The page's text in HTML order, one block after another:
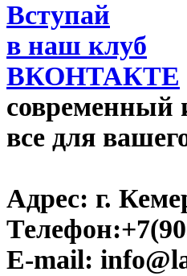
Вступай
в наш клуб
ВКОНТАКТЕ
современный
все для
Адрес: г.
Телефон:
E-mail: